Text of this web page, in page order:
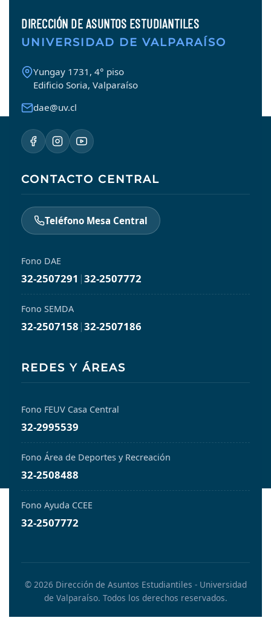
DIRECCIÓN DE ASUNTOS ESTUDIANTILES
UNIVERSIDAD DE VALPARAÍSO
Yungay 1731, 4° piso
Edificio Soria, Valparaíso
dae@uv.cl
CONTACTO CENTRAL
Teléfono Mesa Central
Fono DAE
32-2507291 |32-2507772
Fono SEMDA
32-2507158 |32-2507186
REDES Y ÁREAS
Fono FEUV Casa Central
32-2995539
Fono Área de Deportes y Recreación
32-2508488
Fono Ayuda CCEE
32-2507772
© 2026 Dirección de Asuntos Estudiantiles - Universidad
de Valparaíso. Todos los derechos reservados.